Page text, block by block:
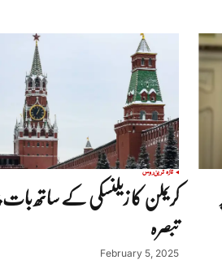
تازہ ترینروس
کریملن کا زیلنسکی کے ساتھ
تبصرہ
February 5, 2025